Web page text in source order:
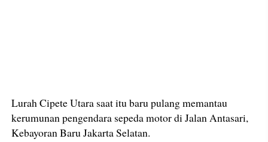
Lurah Cipete Utara saat itu baru pulang memantau
kerumunan pengendara sepeda motor di Jalan Antasari,
Kebayoran Baru Jakarta Selatan.